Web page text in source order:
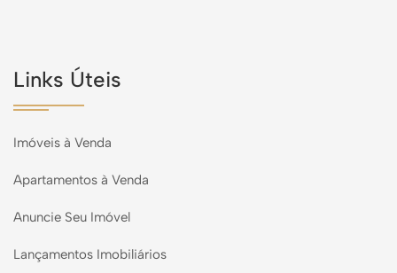
Links Úteis
Imóveis à Venda
Apartamentos à Venda
Anuncie Seu Imóvel
Lançamentos Imobiliários